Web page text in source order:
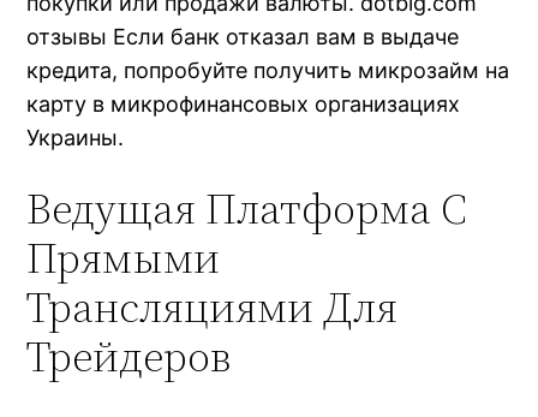
отзывы Если банк отказал вам в выдаче
кредита, попробуйте получить микрозайм на
карту в микрофинансовых организациях
Украины.
Ведущая Платформа С
Прямыми
Трансляциями Для
Трейдеров